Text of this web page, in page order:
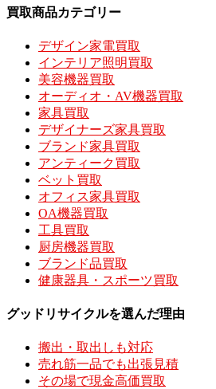
買取商品カテゴリー
デザイン家電買取
インテリア照明買取
美容機器買取
オーディオ・AV機器買取
家具買取
デザイナーズ家具買取
ブランド家具買取
アンティーク買取
ベット買取
オフィス家具買取
OA機器買取
工具買取
厨房機器買取
ブランド品買取
健康器具・スポーツ買取
グッドリサイクルを選んだ理由
搬出・取出しも対応
売れ筋一品でも出張見積
その場で現金高価買取